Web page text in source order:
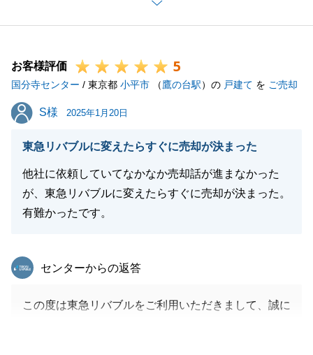
これも、I様とお打ち合わせや内見を重ね二人三脚で
物件探しを実施できた故かと存じます。
今後とも、いつでもご相談くださいませ。
どうぞよろしくお願い申し上げます。
閉じる
お客様評価 5
国分寺センター / 東京都 小平市 （鷹の台駅）の 戸建て を ご売却
S様
S様 2025年1月20日
東急リバブルに変えたらすぐに売却が決まった
他社に依頼していてなかなか売却話が進まなかった
が、東急リバブルに変えたらすぐに売却が決まった。
有難かったです。
東急リバブル
センターからの返答
この度は東急リバブルをご利用いただきまして、誠に